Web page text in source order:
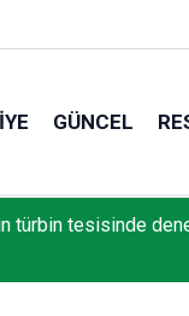
GÜNCEL
türbin tesisinde